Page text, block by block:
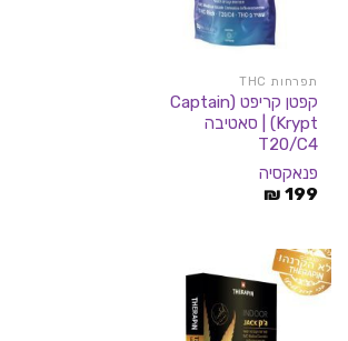
תפרחות THC
קפטן קריפט (Captain
Krypt) | סאטיבה
T20/C4
פנאקסיה
199
₪